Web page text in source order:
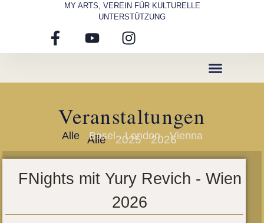
MY ARTS, VEREIN FÜR KULTURELLE
UNTERSTÜTZUNG
Veranstaltungen
2025 2026
Alle
Basel London Vienna
Alle
FNights mit Yury Revich - Wien
2026